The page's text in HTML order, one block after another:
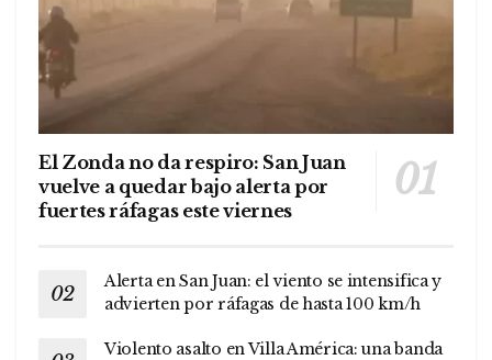
El Zonda no da respiro: San Juan
vuelve a quedar bajo alerta por
fuertes ráfagas este viernes
Alerta en San Juan: el viento se intensifica y
advierten por ráfagas de hasta 100 km/h
Violento asalto en Villa América: una banda